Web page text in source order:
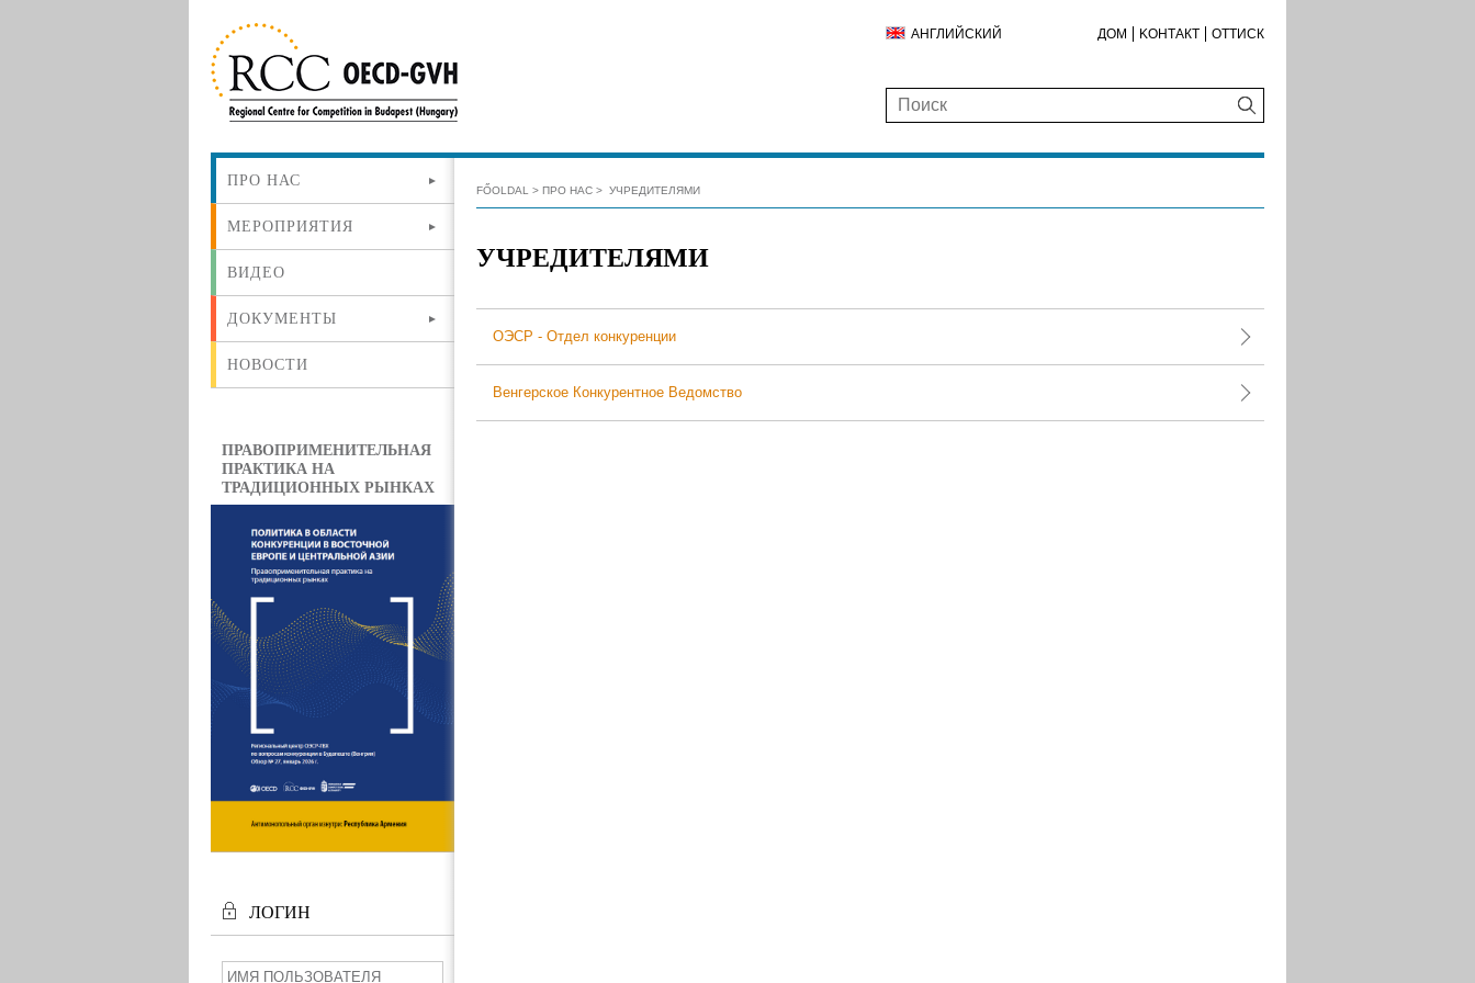
АНГЛИЙСКИЙ ДОМ KОНТАКТ ОТТИСК
ПРО НАС
МЕРОПРИЯТИЯ
ВИДЕО
ДОКУМЕНТЫ
НОВОСТИ
ПРАВОПРИМЕНИТЕЛЬНАЯ
ПРАКТИКА НА
ТРАДИЦИОННЫХ РЫНКАХ
ЛОГИН
FŐOLDAL ПРО НАС УЧРЕДИТЕЛЯМИ
УЧРЕДИТЕЛЯМИ
ОЭСР - Отдел конкуренции
Венгерское Конкурентное Ведомство